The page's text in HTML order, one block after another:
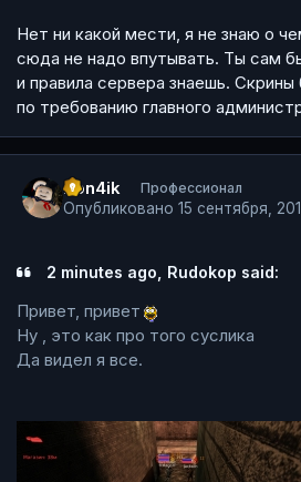
Нет ни какой мести, я не знаю о
сюда не надо впутывать. Ты сам
и правила сервера знаешь.
по требованию главного
Pon4ik Профессионал
Опубликовано 15 сентября,
2 minutes ago, Rudokop said:
Привет, привет
Ну , это как про того суслика
Да видел я все.